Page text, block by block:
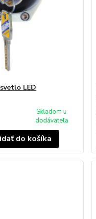
LED
Skladom u
dodávateľa
do košíka